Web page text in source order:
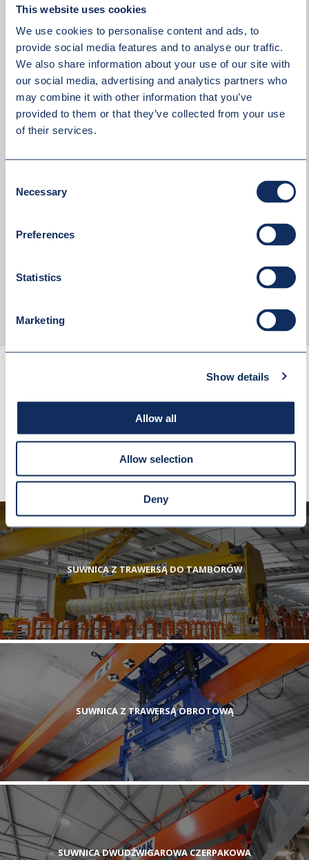
This website uses cookies
We use cookies to personalise content and ads, to
provide social media features and to analyse our traffic.
We also share information about your use of our site with
our social media, advertising and analytics partners who
may combine it with other information that you’ve
provided to them or that they’ve collected from your use
of their services.
Selection
Necessary
Preferences
Statistics
Marketing
Show details
Allow all
Allow selection
Deny
SPRAWDŹ RÓWNIEŻ
SUWNICA Z TRAWERSĄ DO TAMBORÓW
SUWNICA Z TRAWERSĄ OBROTOWĄ
SUWNICA DWUDŹWIGAROWA CZERPAKOWA